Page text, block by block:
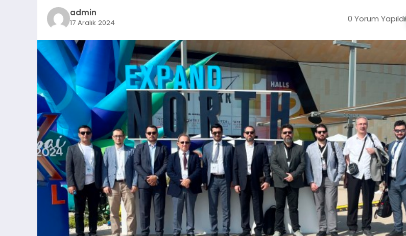
admin
17 Aralık 2024 0 Yorum Yapıldı